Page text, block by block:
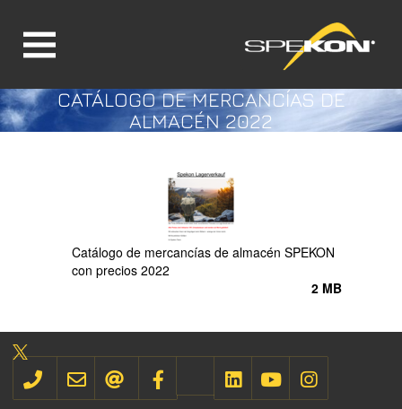
Jump directly to main navigation
Jump directly to content
CATÁLOGO DE MERCANCÍAS DE
ALMACÉN 2022
Catálogo de mercancías de almacén SPEKON
con precios 2022
2 MB